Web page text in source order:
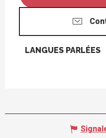
LANGUES PARLÉES
LANGUES PARLÉES